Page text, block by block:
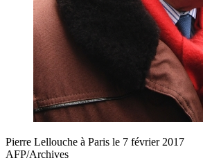
Pierre Lellouche à Paris le 7 février 2017
AFP/Archives